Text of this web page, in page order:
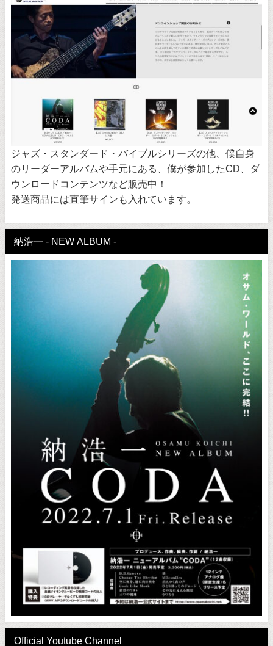
ジャズ・スタンダード・バイブルシリーズの他、僕自身
のリーダーアルバムや手元にある、僕が参加したCD、ダ
ウンロードコンテンツなど販売中！
発送商品には直筆サインも入れています。
納浩一 - NEW ALBUM -
Official Youtube Channel